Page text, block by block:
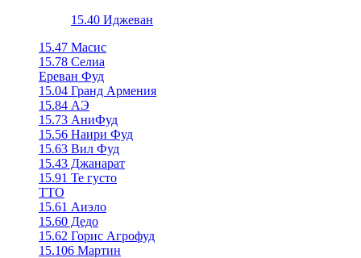
15.40 Иджеван
15.47 Масис
15.78 Селиа
Ереван Фуд
15.04 Гранд Армения
15.84 АЭ
15.73 АниФуд
15.56 Наири Фуд
15.63 Вил Фуд
15.43 Джанарат
15.91 Те густо
ТТО
15.61 Аиэло
15.60 Дедо
15.62 Горис Агрофуд
15.106 Мартин